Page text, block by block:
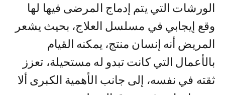
الورشات التي يتم إدماج المرضى فيها لها
وقع إيجابي في مسلسل العلاج، بحيث يشعر
المريض أنه إنسان منتج، يمكنه القيام
بالأعمال التي كانت تبدو له مستحيلة، تعزز
ثقته في نفسه، إلى جانب الأهمية الكبرى ألا